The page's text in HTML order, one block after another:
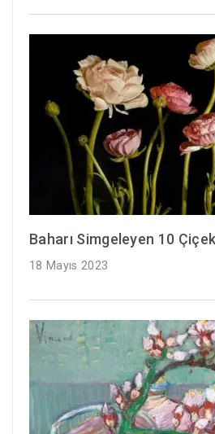
Baharı Simgeleyen 10
18 Mayıs 2023